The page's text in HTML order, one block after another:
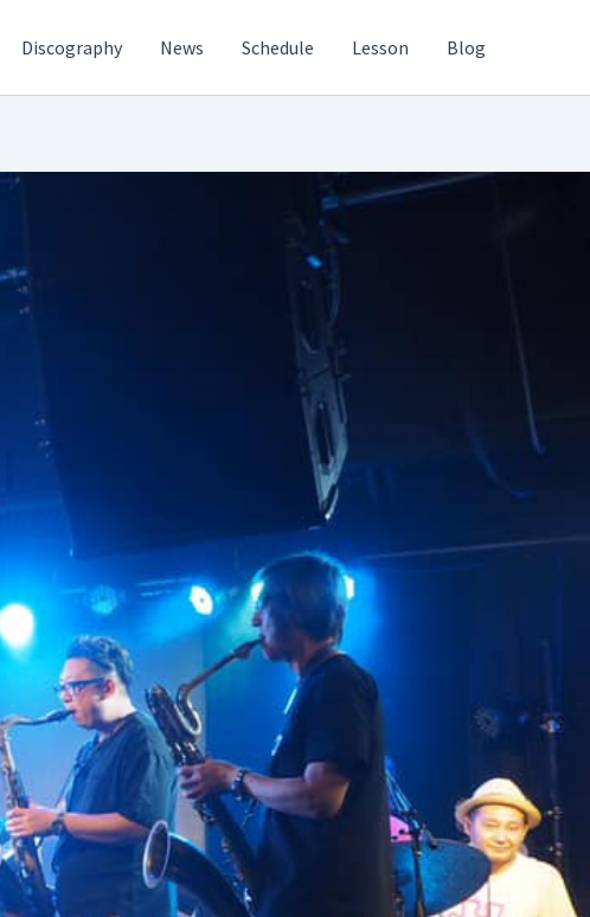
Discography News Schedule Lesson Blog